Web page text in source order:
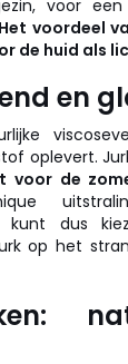
voor een
Het voordeel
de huid als
en
oplevert.
voor de
kunt dus
op het